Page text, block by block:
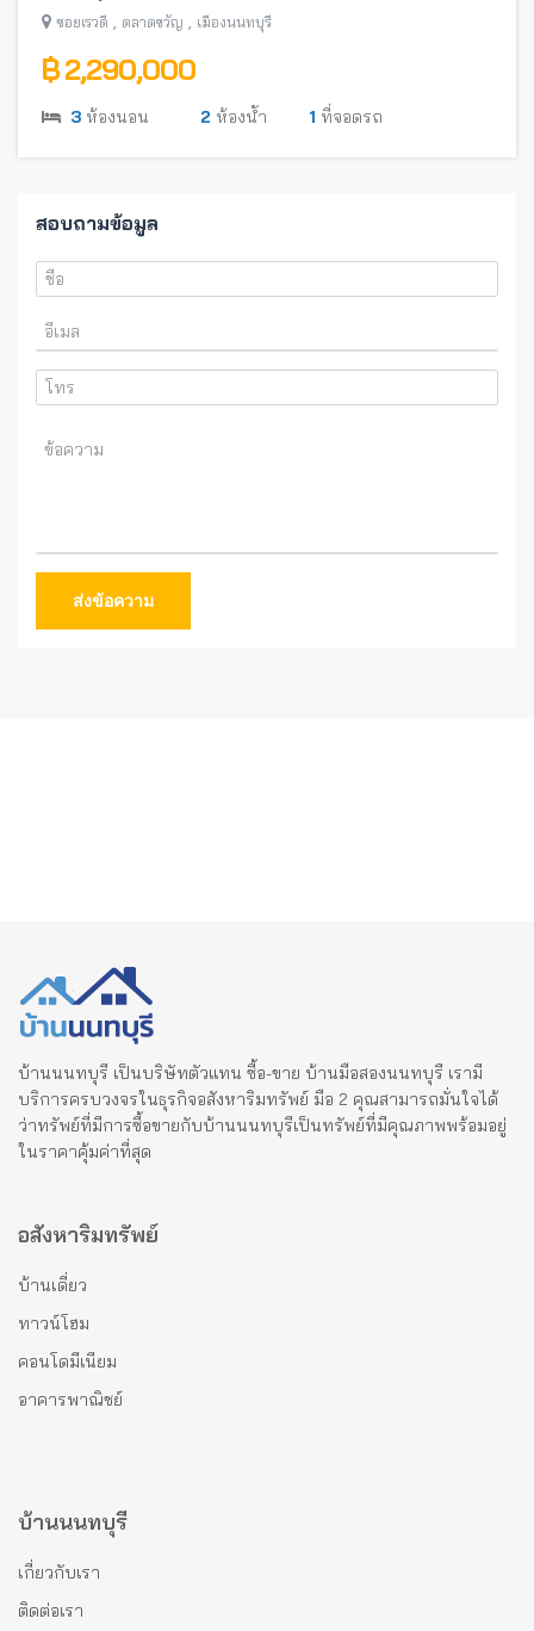
ซอยเรวดี ตลาดขวัญ เมืองนนทบุรี
฿ 2,290,000
3 ห้องนอน 2 ห้องน้ำ 1 ที่จอดรถ
สอบถามข้อมูล
ส่งข้อความ
บ้านนนทบุรี เป็นบริษัทตัวแทน ซื้อ-ขาย บ้านมือสองนนทบุรี เรามี
บริการครบวงจรในธุรกิจอสังหาริมทรัพย์ มือ 2 คุณสามารถมั่นใจได้
ว่าทรัพย์ที่มีการซื้อขายกับบ้านนนทบุรีเป็นทรัพย์ที่มีคุณภาพพร้อมอยู่
ในราคาคุ้มค่าที่สุด
อสังหาริมทรัพย์
บ้านเดี่ยว
ทาวน์โฮม
คอนโดมีเนียม
อาคารพาณิชย์
บ้านนนทบุรี
เกี่ยวกับเรา
ติดต่อเรา